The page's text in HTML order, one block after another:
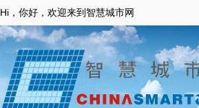
Hi，你好，欢迎来到智慧城市网